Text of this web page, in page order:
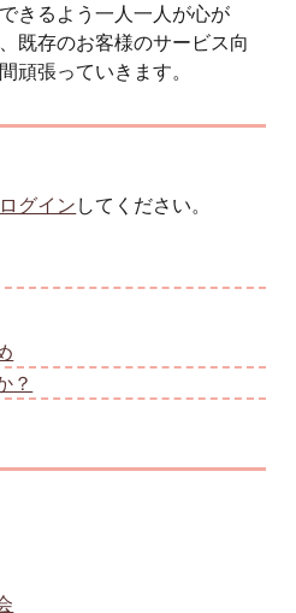
きるよう一人一人が心が
既存のお客様のサービス向
頑張っていきます。
ログイン してください。
？